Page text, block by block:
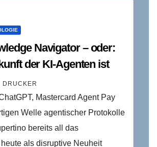
Navigator – oder:
der KI-Agenten ist
DRUCKER
Mastercard Agent Pay
Welle agentischer Protokolle
bereits all das
als disruptive Neuheit